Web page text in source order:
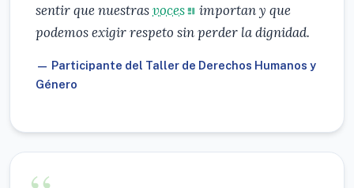
sentir que nuestrasvoces
importan y que
podemos exigir respeto sin perder la dignidad.
— Participante del Taller de Derechos Humanos y
Género